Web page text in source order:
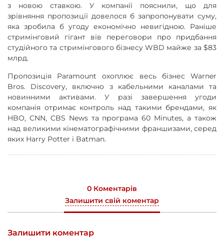
з новою ставкою. У компанії пояснили, що для
зрівняння пропозиції довелося б запропонувати суму,
яка зробила б угоду економічно невигідною. Раніше
стримінговий гігант вів переговори про придбання
студійного та стримінгового бізнесу WBD майже за $83
млрд.
Пропозиція Paramount охоплює весь бізнес Warner
Bros. Discovery, включно з кабельними каналами та
новинними активами. У разі завершення угоди
компанія отримає контроль над такими брендами, як
HBO, CNN, CBS News та програма 60 Minutes, а також
над великими кінематографічними франшизами, серед
яких Harry Potter і Batman.
0 Коментарів
Залишити свій коментар
Залишити коментар